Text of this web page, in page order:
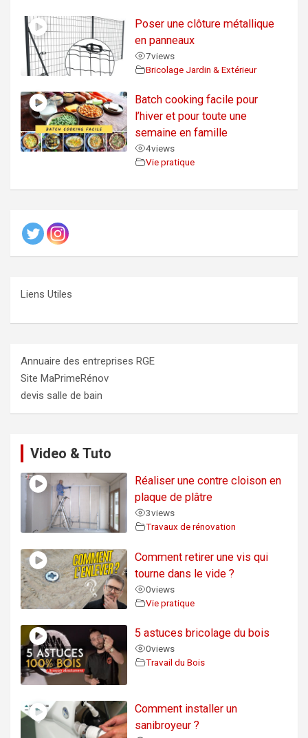
Poser une clôture métallique
en panneaux
7views
Bricolage Jardin & Extérieur
Batch cooking facile pour
l’hiver et pour toute une
semaine en famille
4views
Vie pratique
Liens Utiles
Annuaire des entreprises RGE
Site MaPrimeRénov
devis salle de bain
Video & Tuto
Réaliser une contre cloison en
plaque de plâtre
3views
Travaux de rénovation
Comment retirer une vis qui
tourne dans le vide ?
0views
Vie pratique
5 astuces bricolage du bois
0views
Travail du Bois
Comment installer un
sanibroyeur ?